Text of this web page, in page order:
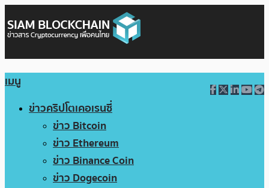
เมนู
ข่าวคริปโตเคอเรนซี่
ข่าว Bitcoin
ข่าว Ethereum
ข่าว Binance Coin
ข่าว Dogecoin